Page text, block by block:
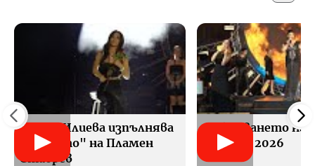
Мария Илиева изпълнява
"Лятото" на Пламен
Ставрев
Откриването на
морето 2026